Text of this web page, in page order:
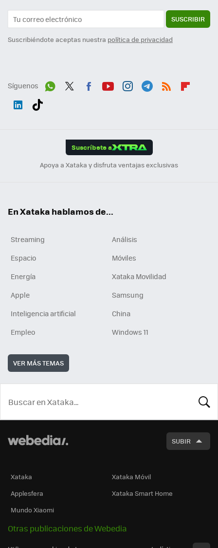
SUSCRIBIR
Suscribiéndote aceptas nuestra política de privacidad
Síguenos
Suscríbete a
Apoya a Xataka y disfruta ventajas exclusivas
En Xataka hablamos de...
Streaming
Análisis
Espacio
Móviles
Energía
Xataka Movilidad
Apple
Samsung
Inteligencia artificial
China
Empleo
Windows 11
VER MÁS TEMAS
SUBIR
Xataka
Xataka Móvil
Applesfera
Xataka Smart Home
Mundo Xiaomi
Otras publicaciones de Webedia